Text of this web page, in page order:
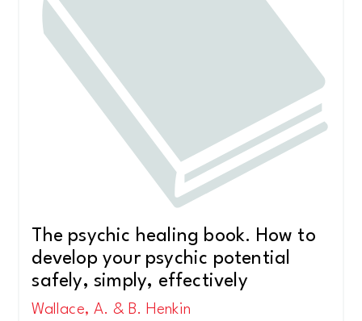
The psychic healing book. How to
develop your psychic potential
safely, simply, effectively
Wallace, A. & B. Henkin